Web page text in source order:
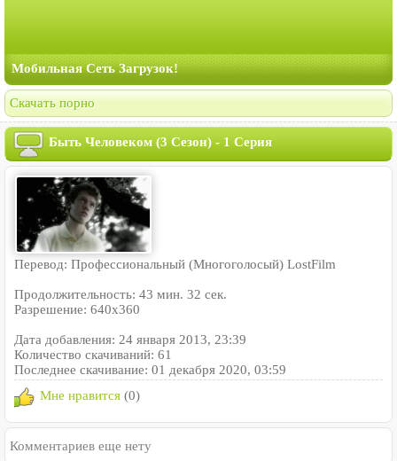
Мобильная Сеть Загрузок!
Скачать порно
Быть Человеком (3 Сезон) - 1 Серия
Перевод: Профессиональный (Многоголосый) LostFilm
Продолжительность: 43 мин. 32 сек.
Разрешение: 640x360
Дата добавления: 24 января 2013, 23:39
Количество скачиваний: 61
Последнее скачивание: 01 декабря 2020, 03:59
Мне нравится (0)
Комментариев еще нету